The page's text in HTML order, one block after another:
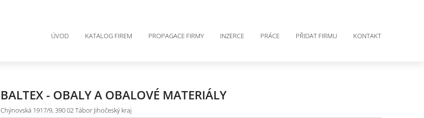
ÚVOD KATALOG FIREM PROPAGACE FIRMY INZERCE PRÁCE PŘIDAT FIRMU KONTAKT
BALTEX - OBALY A OBALOVÉ MATERIÁLY
Chýnovská 1917/9, 390 02 Tábor Jihočeský kraj